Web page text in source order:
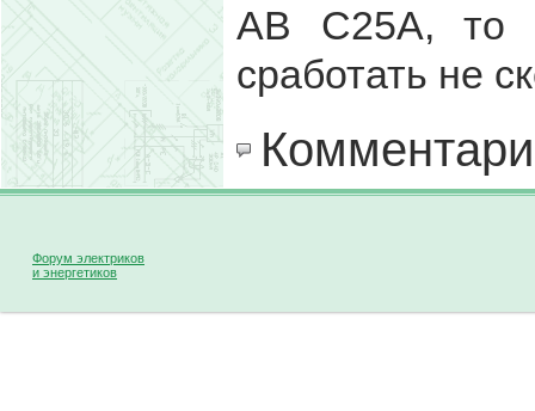
АВ С25А, то
сработать не
Форум электриков
и энергетиков